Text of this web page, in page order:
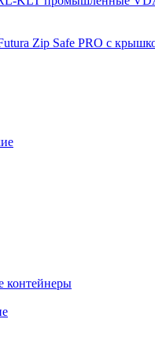
Zip Safe PRO с
контейнеры